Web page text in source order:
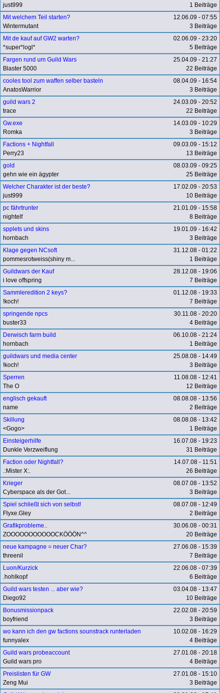
just999
1 Beiträge
Mit welchem Teil starten?
12.06.09 - 07:55
Wintermutant
3 Beiträge
Mit de kauf auf GW2 warten?
02.06.09 - 23:20
*super*logl*
5 Beiträge
Fargen rund um Guild Wars
25.04.09 - 21:27
Blaster 5000
22 Beiträge
cooles tool zum waffen selber basteln
08.04.09 - 16:54
AnatosWarrior
3 Beiträge
guild wars 2
24.03.09 - 20:52
trace
22 Beiträge
Gw.exe
14.03.09 - 10:29
Romka
3 Beiträge
Factions + Nightfall
09.03.09 - 15:12
Perry23
13 Beiträge
gold
08.03.09 - 09:25
gehn wie ein ägypter
25 Beiträge
Welcher Charakter ist der beste?
17.02.09 - 20:53
just999
10 Beiträge
pc fährtrunter
21.01.09 - 15:58
nightelf
8 Beiträge
spplets und skins
19.01.09 - 16:42
hornbach
3 Beiträge
Klage gegen NCsoft
31.12.08 - 01:22
pommesrotweiss(shiny m...
1 Beiträge
Guildwars der Kauf
28.12.08 - 19:06
i love offspring
7 Beiträge
Sammleredition 2 keys?
01.12.08 - 19:33
!koch!
7 Beiträge
springende npcs
30.11.08 - 20:20
buster33
4 Beiträge
Derwisch farm build
06.10.08 - 21:24
hornbach
1 Beiträge
guildwars und media center
25.08.08 - 14:49
!koch!
3 Beiträge
Sperren
11.08.08 - 12:41
The O
12 Beiträge
englisch gekauft
08.08.08 - 13:56
name
2 Beiträge
Skillung
08.08.08 - 13:42
<Gogo>
1 Beiträge
Einsteigerhilfe
16.07.08 - 19:23
Dunkle Verzweiflung
31 Beiträge
Faction oder Nightfall?
14.07.08 - 11:51
.:Mister X:.
26 Beiträge
Krieger
08.07.08 - 13:52
Cyberspace als der Got...
3 Beiträge
Spiel schließt sich von selbst!
08.07.08 - 12:49
Flyxe.Gley
2 Beiträge
Grafikprobleme..
30.06.08 - 00:31
ZOOOOOOOOOOOCKÖÖÖN^^
20 Beiträge
neue kampagne = neuer Char?
27.06.08 - 15:39
threenil
7 Beiträge
Luon/Kurzick
22.06.08 - 07:39
.hohlkopf
6 Beiträge
Guild wars testen ... aber wie?
03.04.08 - 13:47
Diego92
10 Beiträge
Bonusmissionpack
22.02.08 - 20:59
boyfriend
3 Beiträge
wo kann ich den gw factions sounstrack runterladen
10.02.08 - 16:29
funnyalex
4 Beiträge
Guild wars probeaccount
27.01.08 - 20:18
Guild wars pro
4 Beiträge
Preislisten für GW
27.01.08 - 15:10
Zeng Mui
3 Beiträge